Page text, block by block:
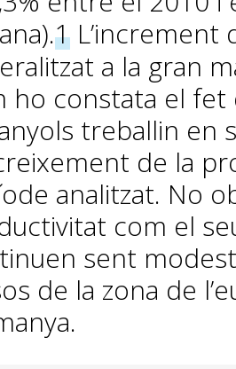
1
a la gran
ho constata el fet
treballin en
de la
analitzat. No
com el
sent
de la zona de